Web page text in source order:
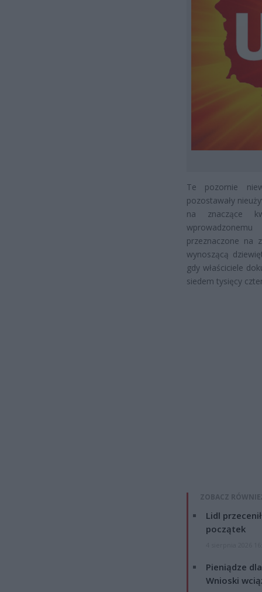
Te pozornie
pozostawały
na znaczące
przeznaczone na
wynoszącą
gdy właściciele
siedem tysięcy
ZOBACZ
Lidl
początek
Pieniądze
Wnioski